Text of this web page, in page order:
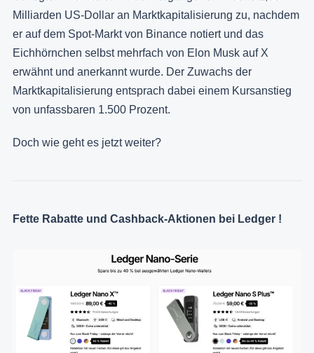
Milliarden US-Dollar an Marktkapitalisierung zu, nachdem
er auf dem Spot-Markt von Binance notiert und das
Eichhörnchen selbst mehrfach von Elon Musk auf X
erwähnt und anerkannt wurde. Der Zuwachs der
Marktkapitalisierung entsprach dabei einem Kursanstieg
von unfassbaren 1.500 Prozent.
Doch wie geht es jetzt weiter?
Fette Rabatte und Cashback-Aktionen bei Ledger !